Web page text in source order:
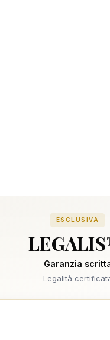
ESCLUSIVA
Garanzia
Legalità